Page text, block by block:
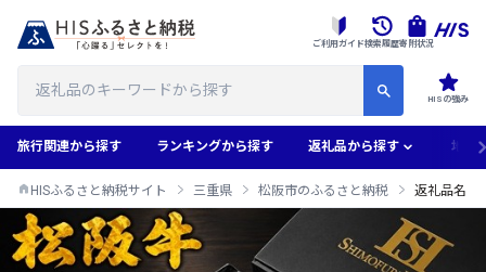
HISの強み
ご利用ガイド検索履歴寄附状況
旅行関連から探す ランキングから探す 返礼品から探す 地域
HISふるさと納税サイト 三重県 松阪市のふるさと納税 返礼品名